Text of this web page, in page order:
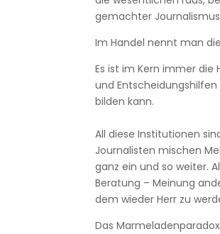
gemachter
Im Handel nennt man
Es ist im Kern immer
und
bilden kann.
All diese Institutionen
Journalisten mischen
ganz ein und so weiter.
Beratung – Meinung
dem wieder Herr zu
Das